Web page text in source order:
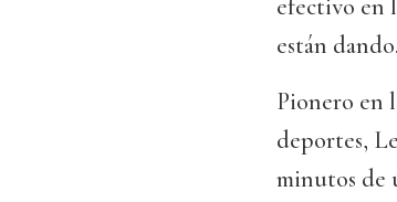
efectivo en
están dando.
Pionero en
deportes,
minutos de